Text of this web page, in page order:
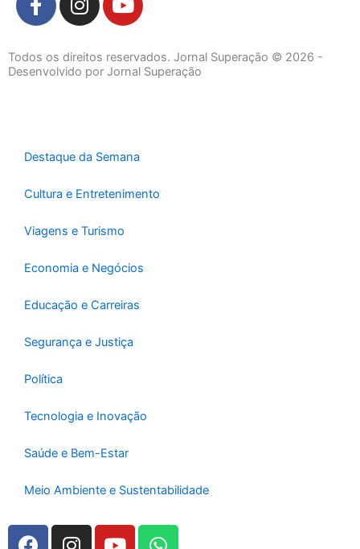
a
e
b
-
n
t
a
m
o
t
u
Todos os direitos reservados. Jornal Superação © 2026 -
Desenvolvido por Jornal Superação
Destaque da Semana
Cultura e Entretenimento
Viagens e Turismo
Economia e Negócios
Educação e Carreiras
Segurança e Justiça
Política
Tecnologia e Inovação
Saúde e Bem-Estar
Meio Ambiente e Sustentabilidade
F
I
Y
W